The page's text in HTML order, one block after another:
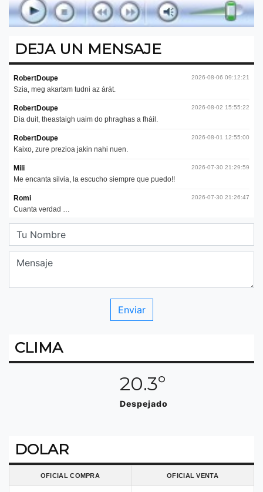
DEJA UN MENSAJE
CLIMA
20.3º
Despejado
DOLAR
OFICIAL COMPRA OFICIAL VENTA